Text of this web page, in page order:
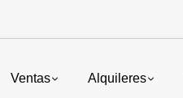
Ventas Alquileres